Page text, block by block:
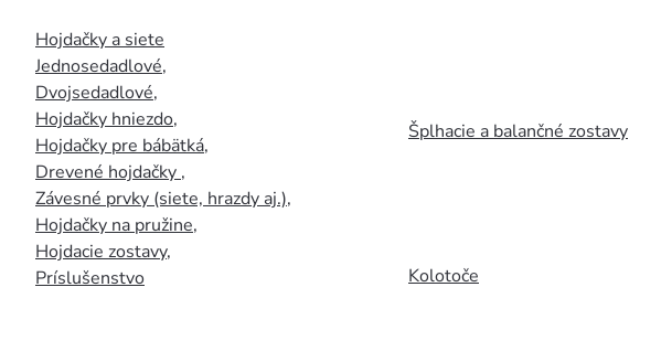
Hojdačky a siete
Jednosedadlové,
Dvojsedadlové,
Hojdačky hniezdo,
Hojdačky pre bábätká,
Drevené hojdačky ,
Závesné prvky (siete, hrazdy aj.),
Hojdačky na pružine,
Hojdacie zostavy,
Príslušenstvo
Šplhacie a balančné zostavy
Kolotoče